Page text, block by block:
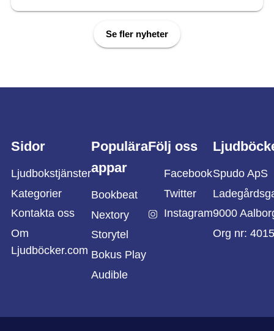
Se fler nyheter
Sidor
Ljudbokstjänster
Kategorier
Kontakta oss
Om
Ljudböcker.com
Populära
appar
Bookbeat
Nextory
Storytel
Bokus Play
Audible
Följ oss
Facebook
Twitter
Instagram
Spudo ApS
9000
Org nr: